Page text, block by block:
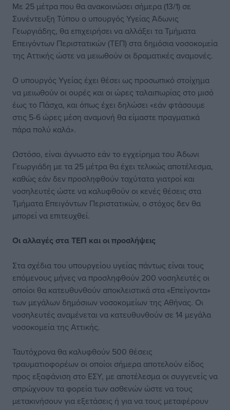
Με 25 μέτρα που θα ανακοινώσει σήμερα (13/1) σε
Συνέντευξη Τύπου ο υπουργός Υγείας Άδωνις
Γεωργιάδης, θα επιχειρήσει να αλλάξει τα Τμήματα
Επειγόντων Περιστατικών (ΤΕΠ) στα δημόσια νοσοκομεία
της Αττικής ώστε να μειωθούν οι δραματικές αναμονές.
Ο υπουργός Υγείας έχει θέσει ως προσωπικό στοίχημα
να μειωθούν οι ουρές και οι ώρες ταλαιπωρίας στο μισό
έως το Πάσχα, και όπως έχει δηλώσει «εάν φτάσουμε
στις 5-6 ώρες μέση αναμονή θα είμαστε πραγματικά
πάρα πολύ καλά».
Ωστόσο, είναι άγνωστο εάν το εγχείρημα του Άδωνι
Γεωργιάδη με τα 25 μέτρα θα έχει τελικώς αποτέλεσμα,
καθώς εάν δεν προσληφθούν ταχύτατα γιατροί και
νοσηλευτές ώστε να καλυφθούν οι κενές θέσεις στα
Τμήματα Επειγόντων Περιστατικών, ο στόχος δεν θα
μπορεί να επιτευχθεί.
Οι αλλαγές στα ΤΕΠ και οι προσλήψεις
Στα σχέδια του υπουργείου υγείας πάντως είναι τους
επόμενους μήνες να προσληφθούν 200 νοσηλευτές οι
οποίοι θα κατευθυνθούν αποκλειστικά στα «Επείγοντα»
των μεγάλων δημόσιων νοσοκομείων της Αθήνας. Οι
νοσηλευτές αναμένεται να κατευθυνθούν σε 14 μεγάλα
νοσοκομεία της Αττικής.
Ταυτόχρονα θα καλυφθούν 500 θέσεις
τραυματιοφορέων οι οποίοι σήμερα αποτελούν είδος
προς εξαφάνιση στο ΕΣΥ, με αποτέλεσμα οι συγγενείς να
σπρώχνουν τα φορεία των ασθενών ώστε να τους
μετακινήσουν για εξετάσεις ή για να τους μεταφέρουν